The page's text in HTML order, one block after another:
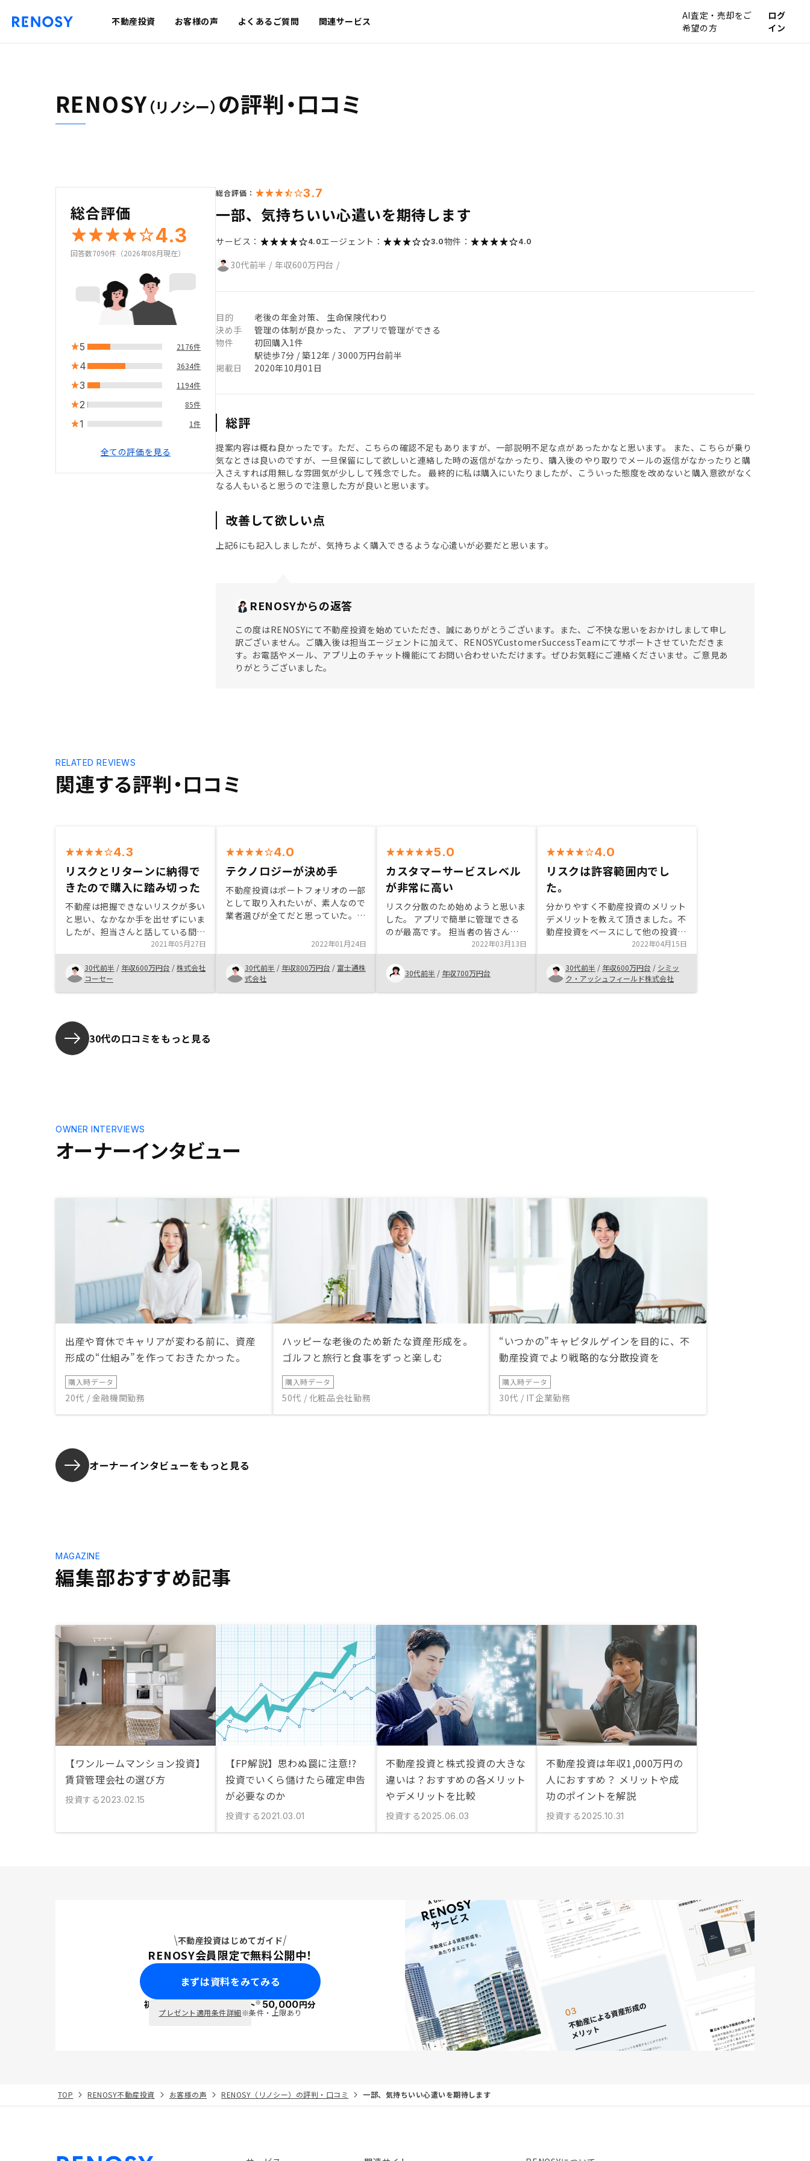
不動産投資 お客様の声 よくあるご質問 関連サービス
AI査定・売却をご
希望の方
ログ
イン
RENOSY（リノシー） の評判・口コミ
総合評価
4.3
回答数7090件（2026年08月現在）
5 2176件
4 3634件
3 1194件
2 85件
1 1件
全ての評価を見る
総合評価： 3.7
一部、気持ちいい心遣いを期待します
サービス： 4.0エージェント： 3.0物件： 4.0
30代前半 / 年収600万円台 /
目的
老後の年金対策、 生命保険代わり
決め手
管理の体制が良かった、 アプリで管理ができる
物件
初回購入1件
駅徒歩7分 / 築12年 / 3000万円台前半
掲載日
2020年10月01日
総評
提案内容は概ね良かったです。ただ、こちらの確認不足もありますが、一部説明不足な点があったかなと思います。 また、こちらが乗り
気なときは良いのですが、一旦保留にして欲しいと連絡した時の返信がなかったり、購入後のやり取りでメールの返信がなかったりと購
入さえすれば用無しな雰囲気が少しして残念でした。 最終的に私は購入にいたりましたが、こういった態度を改めないと購入意欲がなく
なる人もいると思うので注意した方が良いと思います。
改善して欲しい点
上記6にも記入しましたが、気持ちよく購入できるような心遣いが必要だと思います。
RENOSYからの返答
この度はRENOSYにて不動産投資を始めていただき、誠にありがとうございます。また、ご不快な思いをおかけしまして申し
訳ございません。ご購入後は担当エージェントに加えて、RENOSYCustomerSuccessTeamにてサポートさせていただきま
す。お電話やメール、アプリ上のチャット機能にてお問い合わせいただけます。ぜひお気軽にご連絡くださいませ。ご意見あ
りがとうございました。
関連する評判・口コミ
RELATED REVIEWS
4.3
リスクとリターンに納得で
きたので購入に踏み切った
不動産は把握できないリスクが多い
と思い、なかなか手を出せずにいま
したが、担当さんと話している間に
リスクとリターンの全容が何となく
見えてきました。最終的にこの位の
リスクであれば取ることが出来ると
納得出来たのでRENOSYに決めまし
た。
2021年05月27日
30代前半 / 年収600万円台 /株式会社
コーセー
4.0
テクノロジーが決め手
不動産投資はポートフォリオの一部
として取り入れたいが、素人なので
業者選びが全てだと思っていた。川
RENOSYを知り、詳しい説明を聞い
てみると、テクノロジーによる物件
抽出やサポートに注力していること
がわかり、ビジョンに共感し、会社
としての将来性も期待できると感じ
2022年01月24日
30代前半 / 年収800万円台 / 富士通株
式会社
5.0
カスタマーサービスレベル
が非常に高い
リスク分散のため始めようと思いま
した。 アプリで簡単に管理できる
のが最高です。 担当者の皆さんは
RENOSYのサービスを信じているの
が伝わったため、信頼できました。
初心者でもとてもわかり易い説明か
と思います。
2022年03月13日
30代前半 / 年収700万円台
4.0
リスクは許容範囲内でし
た。
分かりやすく不動産投資のメリット
デメリットを教えて頂きました。不
動産投資をベースにして他の投資を
するということにメリットを感じま
した。地震や火災、事故等について
も漠然とした不安がありましたが、
そちらも払拭して頂けたと思いま
す。購入した後、実際にどのタイミ
2022年04月15日
30代前半 / 年収600万円台 / シミッ
ク・アッシュフィールド株式会社
30代の口コミをもっと見る
オーナーインタビュー
OWNER INTERVIEWS
出産や育休でキャリアが変わる前に、資産
形成の“仕組み”を作っておきたかった。
購入時データ
20代 / 金融機関勤務
ハッピーな老後のため新たな資産形成を。
ゴルフと旅行と食事をずっと楽しむ
購入時データ
50代 / 化粧品会社勤務
“いつかの”キャピタルゲインを目的に、不
動産投資でより戦略的な分散投資を
購入時データ
30代 / IT企業勤務
オーナーインタビューをもっと見る
編集部おすすめ記事
MAGAZINE
【ワンルームマンション投資】
賃貸管理会社の選び方
投資する 2023.02.15
【FP解説】思わぬ罠に注意!?
投資でいくら儲けたら確定申告
が必要なのか
投資する 2021.03.01
不動産投資と株式投資の大きな
違いは？おすすめの各メリット
やデメリットを比較
投資する 2025.06.03
不動産投資は年収1,000万円の
人におすすめ？ メリットや成
功のポイントを解説
投資する 2025.10.31
不動産投資はじめてガイド
RENOSY会員限定で無料公開中！
まずは資料をみてみる
初回面談で ポイント※50,000円分
プレゼント適用条件詳細※条件・上限あり
TOP RENOSY不動産投資 お客様の声 RENOSY（リノシー）の評判・口コミ 一部、気持ちいい心遣いを期待します